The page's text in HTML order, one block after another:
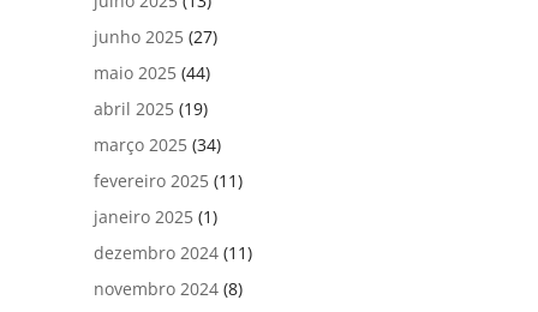
junho 2025 (27)
maio 2025 (44)
abril 2025 (19)
março 2025 (34)
fevereiro 2025 (11)
janeiro 2025 (1)
dezembro 2024 (11)
novembro 2024 (8)